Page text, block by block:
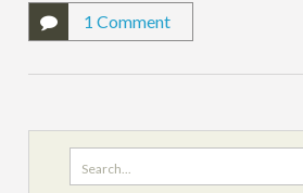
1 Comment
Search
for: